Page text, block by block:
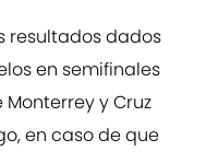
resultados dados
en semifinales
y Cruz
en caso de que